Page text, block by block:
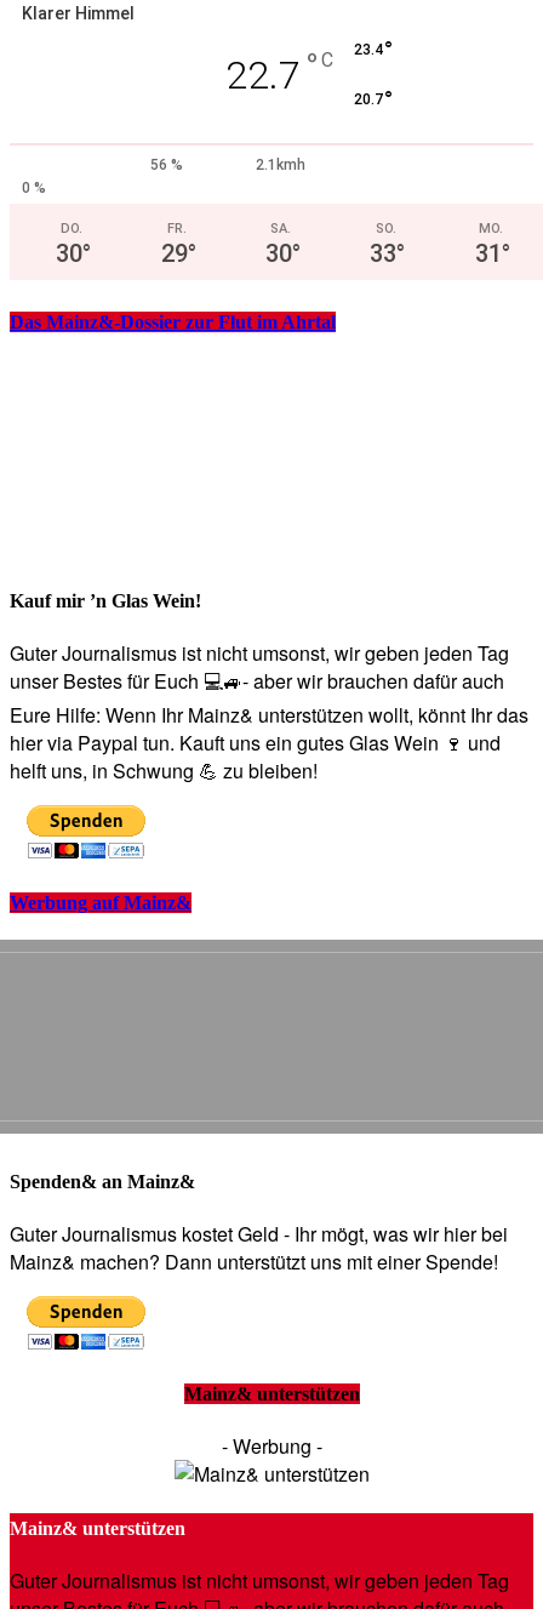
Klarer Himmel
22.7 ° C 23.4°
20.7°
56 %
2.1kmh
0 %
DO.
30°
FR.
29°
SA.
30°
SO.
33°
MO.
31°
Das Mainz&-Dossier zur Flut im Ahrtal
Kauf mir ’n Glas Wein!
Guter Journalismus ist nicht umsonst, wir geben jeden Tag
unser Bestes für Euch 💻🚙- aber wir brauchen dafür auch
Eure Hilfe: Wenn Ihr Mainz& unterstützen wollt, könnt Ihr das
hier via Paypal tun. Kauft uns ein gutes Glas Wein 🍷 und
helft uns, in Schwung 💪 zu bleiben!
Werbung auf Mainz&
Spenden& an Mainz&
Guter Journalismus kostet Geld - Ihr mögt, was wir hier bei
Mainz& machen? Dann unterstützt uns mit einer Spende!
Mainz& unterstützen
- Werbung -
Mainz& unterstützen
Guter Journalismus ist nicht umsonst, wir geben jeden Tag